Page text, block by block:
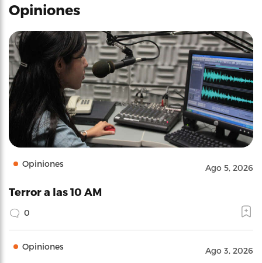
Opiniones
Opiniones Ago 5, 2026
Terror a las 10 AM
0
Opiniones Ago 3, 2026